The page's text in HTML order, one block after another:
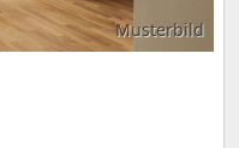
Musterbild